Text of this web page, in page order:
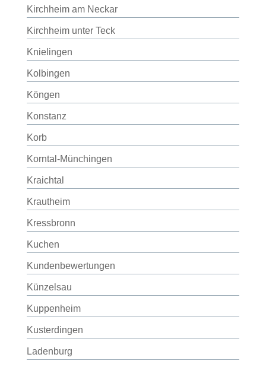
Kirchheim am Neckar
Kirchheim unter Teck
Knielingen
Kolbingen
Köngen
Konstanz
Korb
Korntal-Münchingen
Kraichtal
Krautheim
Kressbronn
Kuchen
Kundenbewertungen
Künzelsau
Kuppenheim
Kusterdingen
Ladenburg